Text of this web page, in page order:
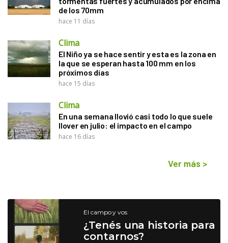
de los 70mm
hace 11 días
Clima
El Niño ya se hace sentir y esta es la zona en
la que se esperan hasta 100 mm en los
próximos días
hace 15 días
Clima
En una semana llovió casi todo lo que suele
llover en julio: el impacto en el campo
hace 16 días
Ver más >
El campo y vos
¿Tenés una historia para
contarnos?